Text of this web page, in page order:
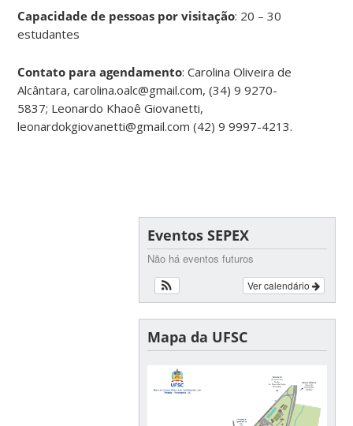
Capacidade de pessoas por visitação: 20 – 30
estudantes
Contato para agendamento: Carolina Oliveira de
Alcântara, carolina.oalc@gmail.com, (34) 9 9270-
5837; Leonardo Khaoê Giovanetti,
leonardokgiovanetti@gmail.com (42) 9 9997-4213.
Eventos SEPEX
Não há eventos futuros
Ver calendário
Mapa da UFSC